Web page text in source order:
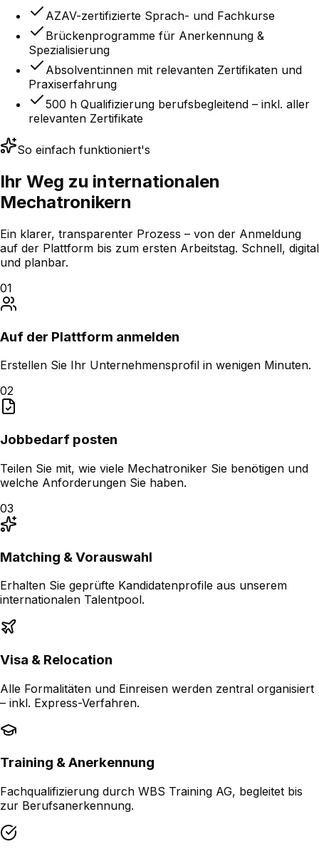
AZAV-zertifizierte Sprach- und Fachkurse
Brückenprogramme für Anerkennung &
Spezialisierung
Absolvent:innen mit relevanten Zertifikaten und
Praxiserfahrung
500 h Qualifizierung berufsbegleitend – inkl. aller
relevanten Zertifikate
So einfach funktioniert's
Ihr Weg zu internationalen
Mechatronikern
Ein klarer, transparenter Prozess – von der Anmeldung
auf der Plattform bis zum ersten Arbeitstag. Schnell, digital
und planbar.
01
Auf der Plattform anmelden
Erstellen Sie Ihr Unternehmensprofil in wenigen Minuten.
02
Jobbedarf posten
Teilen Sie mit, wie viele Mechatroniker Sie benötigen und
welche Anforderungen Sie haben.
03
Matching & Vorauswahl
Erhalten Sie geprüfte Kandidatenprofile aus unserem
internationalen Talentpool.
Visa & Relocation
Alle Formalitäten und Einreisen werden zentral organisiert
– inkl. Express-Verfahren.
Training & Anerkennung
Fachqualifizierung durch WBS Training AG, begleitet bis
zur Berufsanerkennung.